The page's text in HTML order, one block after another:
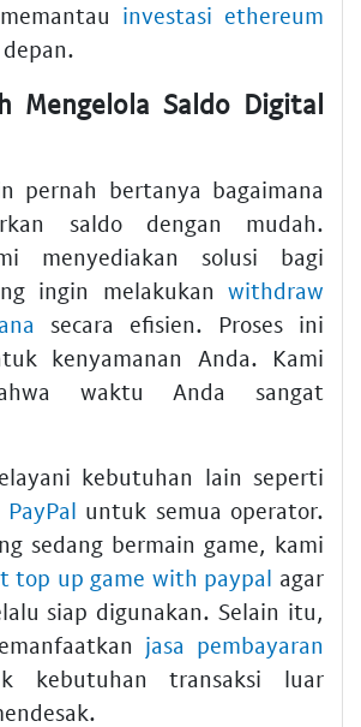
investasi ethereum
Mengelola Saldo Digital
pernah bertanya bagaimana
saldo dengan mudah.
menyediakan solusi bagi
ingin melakukan withdraw
secara efisien. Proses ini
kenyamanan Anda. Kami
waktu Anda sangat
kebutuhan lain seperti
untuk semua operator.
sedang bermain game, kami
top up game with paypal agar
siap digunakan. Selain itu,
jasa pembayaran
kebutuhan transaksi luar